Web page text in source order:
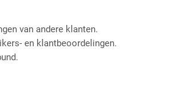
van andere klanten.
en klantbeoordelingen.